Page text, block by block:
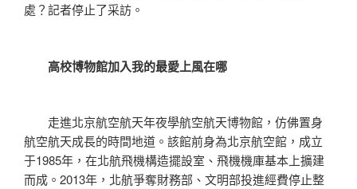
處？記者停止了采訪。
高校博物館加入我的最愛上風在哪
走進北京航空航天年夜學航空航天博物館，仿佛置身
航空航天成長的時間地道。該館前身為北京航空館，成立
于1985年，在北航飛機構造擺設室、飛機機庫基本上擴建
而成。2013年，北航爭奪財務部、文明部投進經費停止整